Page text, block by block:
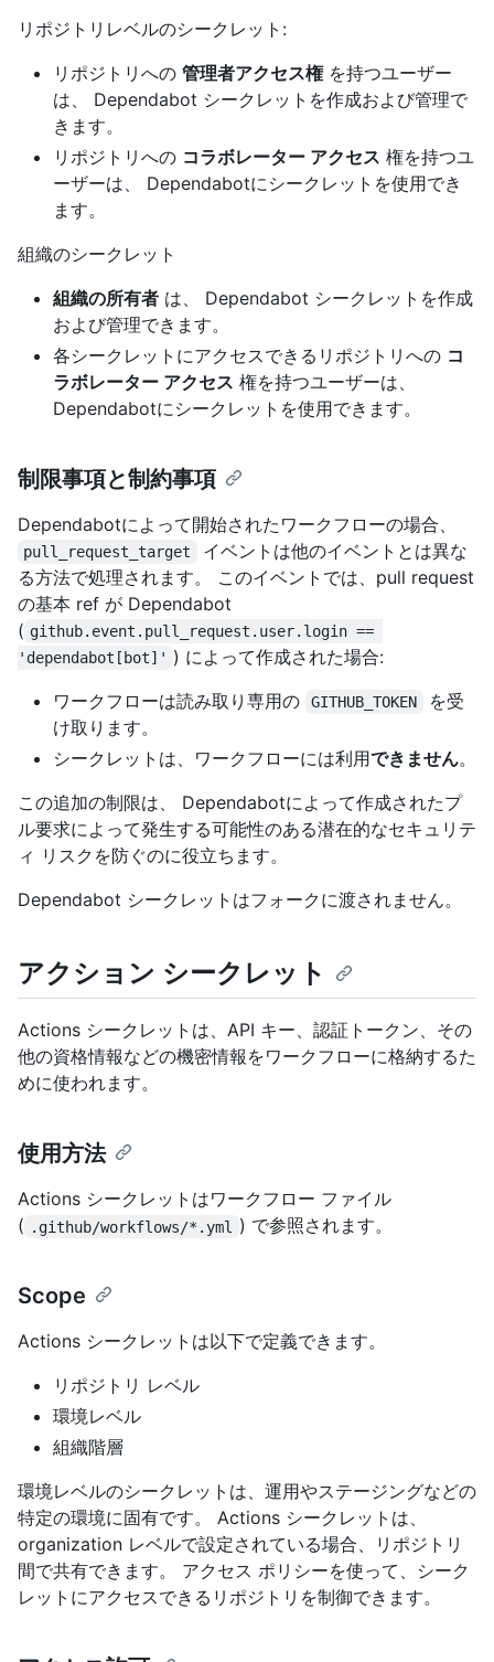
リポジトリレベルのシークレット:
リポジトリへの 管理者アクセス権を持つユーザー
は、 Dependabot シークレットを作成および管理で
きます。
リポジトリへの コラボレーター アクセス 権を持つユ
ーザーは、 Dependabotにシークレットを使用でき
ます。
組織のシークレット
組織の所有者 は、 Dependabot シークレットを作成
および管理できます。
各シークレットにアクセスできるリポジトリへの コ
ラボレーター アクセス 権を持つユーザーは、
Dependabotにシークレットを使用できます。
制限事項と制約事項
Dependabotによって開始されたワークフローの場合、
pull_request_target
イベントは他のイベントとは異な
る方法で処理されます。 このイベントでは、pull request
の基本 ref が Dependabot
( github.event.pull_request.user.login ==
'dependabot[bot]' ) によって作成された場合:
ワークフローは読み取り専用の
GITHUB_TOKEN
を受
け取ります。
シークレットは、ワークフローには利用できません。
この追加の制限は、 Dependabotによって作成されたプ
ル要求によって発生する可能性のある潜在的なセキュリテ
ィ リスクを防ぐのに役立ちます。
Dependabot シークレットはフォークに渡されません。
アクション シークレット
Actions シークレットは、API キー、認証トークン、その
他の資格情報などの機密情報をワークフローに格納するた
めに使われます。
使用方法
Actions シークレットはワークフロー ファイル
( .github/workflows/*.yml ) で参照されます。
Scope
Actions シークレットは以下で定義できます。
リポジトリ レベル
環境レベル
組織階層
環境レベルのシークレットは、運用やステージングなどの
特定の環境に固有です。 Actions シークレットは、
organization レベルで設定されている場合、リポジトリ
間で共有できます。 アクセス ポリシーを使って、シーク
レットにアクセスできるリポジトリを制御できます。